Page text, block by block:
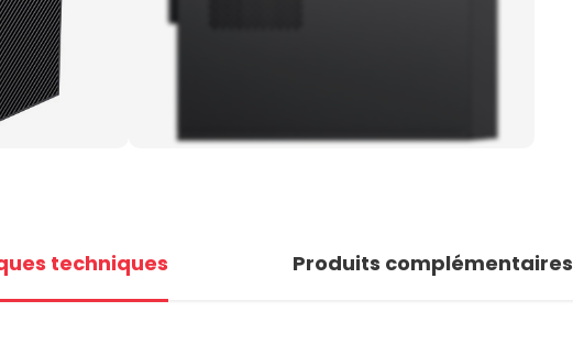
+3 photos
techniques Produits complémentaires